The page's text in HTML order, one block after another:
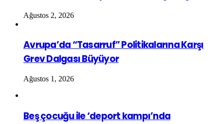
Ağustos 2, 2026
Avrupa’da “Tasarruf” Politikalarına Karşı
Grev Dalgası Büyüyor
Ağustos 1, 2026
Beş çocuğu ile ‘deport kampı’nda